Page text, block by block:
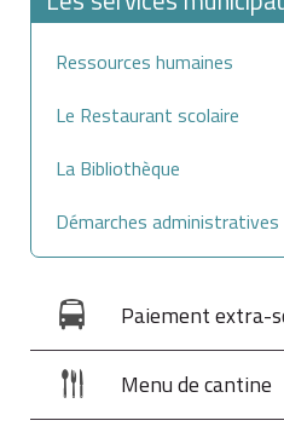
Ressources humaines
Le Restaurant scolaire
La Bibliothèque
Démarches administratives
Paiement extra-
Menu de cantine